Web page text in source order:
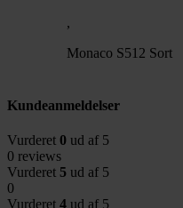
,
Monaco S512 Sort
Kundeanmeldelser
Vurderet 0 ud af 5
0 reviews
Vurderet 5 ud af 5
0
Vurderet 4 ud af 5